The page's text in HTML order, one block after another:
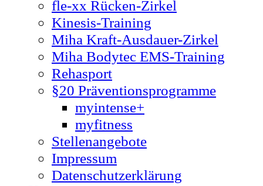
fle-xx Rücken-Zirkel
Kinesis-Training
Miha Kraft-Ausdauer-Zirkel
Miha Bodytec EMS-Training
Rehasport
§20 Präventionsprogramme
myintense+
myfitness
Stellenangebote
Impressum
Datenschutzerklärung